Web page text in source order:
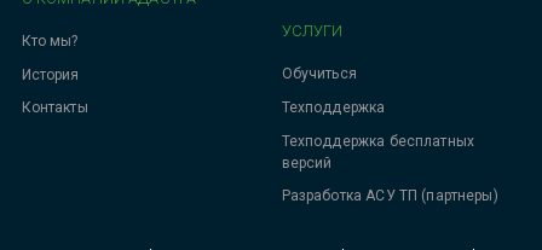
УСЛУГИ
Обучиться
Техподдержка
Техподдержка бесплатных
версий
Разработка АСУ ТП (партнеры)
Кто мы?
История
Контакты